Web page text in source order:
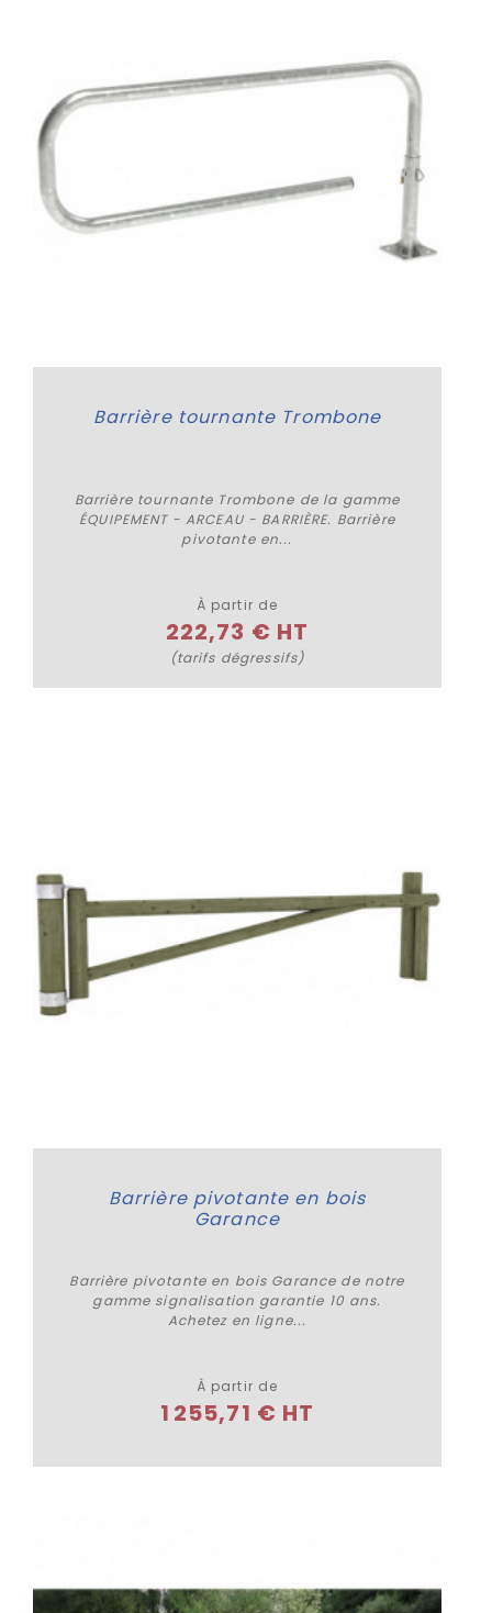
Barrière tournante Trombone
Barrière tournante Trombone de la gamme
ÉQUIPEMENT - ARCEAU - BARRIÈRE. Barrière
pivotante en...
À partir de
222,73 € HT
(tarifs dégressifs)
Plus de détails
Barrière pivotante en bois
Garance
Barrière pivotante en bois Garance de notre
gamme signalisation garantie 10 ans.
Achetez en ligne...
À partir de
1 255,71 € HT